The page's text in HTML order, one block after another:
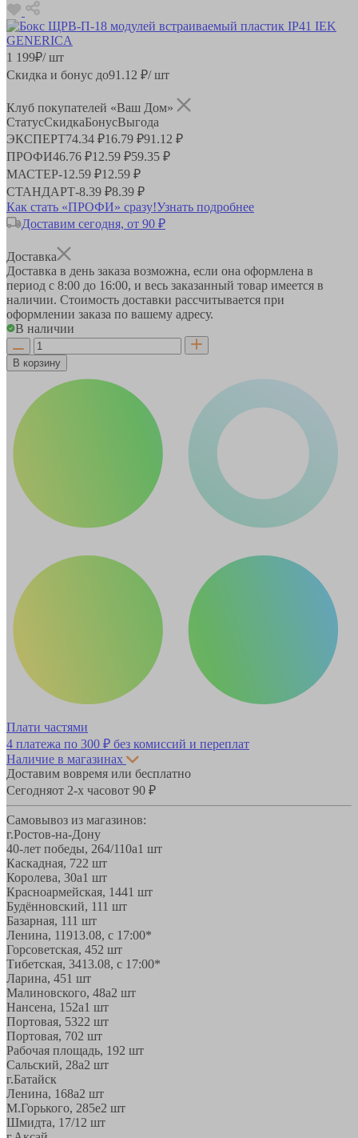
1 199₽/ шт
Скидка и бонус до91.12 ₽/ шт
Клуб покупателей «Ваш Дом»
СтатусСкидкаБонусВыгода
ЭКСПЕРТ74.34 ₽16.79 ₽91.12 ₽
ПРОФИ46.76 ₽12.59 ₽59.35 ₽
МАСТЕР-12.59 ₽12.59 ₽
СТАНДАРТ-8.39 ₽8.39 ₽
Как стать «ПРОФИ» сразу!Узнать подробнее
Доставим сегодня, от 90 ₽
Доставка
Доставка в день заказа возможна, если она оформлена в
период с 8:00 до 16:00, и весь заказанный товар имеется в
наличии. Стоимость доставки рассчитывается при
оформлении заказа по вашему адресу.
В наличии
В корзину
Плати частями
4 платежа по 300 ₽ без комиссий и переплат
Наличие в магазинах
Доставим вовремя или бесплатно
Сегодняот 2-х часовот 90 ₽
Самовывоз из магазинов:
г.Ростов-на-Дону
40-лет победы, 264/110а1 шт
Каскадная, 722 шт
Королева, 30а1 шт
Красноармейская, 1441 шт
Будённовский, 111 шт
Базарная, 111 шт
Ленина, 11913.08, с 17:00*
Горсоветская, 452 шт
Тибетская, 3413.08, с 17:00*
Ларина, 451 шт
Малиновского, 48а2 шт
Нансена, 152а1 шт
Портовая, 5322 шт
Портовая, 702 шт
Рабочая площадь, 192 шт
Сальский, 28a2 шт
г.Батайск
Ленина, 168а2 шт
М.Горького, 285е2 шт
Шмидта, 17/1 2 шт